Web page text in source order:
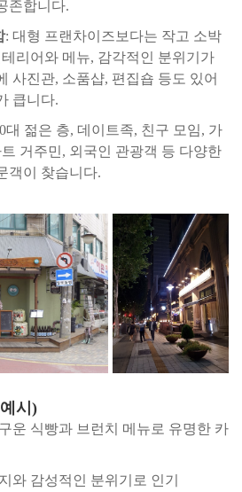
존합니다.
: 대형 프랜차이즈보다는 작고 소박
리어와 메뉴, 감각적인 분위기가
사진관, 소품샵, 편집숍 등도 있어
큽니다.
대 젊은 층, 데이트족, 친구 모임, 가
거주민, 외국인 관광객 등 다양한
객이 찾습니다.
시)
운 식빵과 브런치 메뉴로 유명한 카
와 감성적인 분위기로 인기